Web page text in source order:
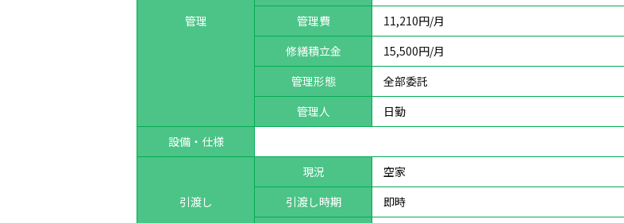
管理
管理費
11,210円/月
修繕積立金
15,500円/月
管理形態
全部委託
管理人
日勤
設備・仕様
引渡し
現況
空家
引渡し時期
即時